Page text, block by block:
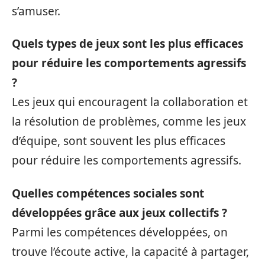
s’amuser.
Quels types de jeux sont les plus efficaces
pour réduire les comportements agressifs
?
Les jeux qui encouragent la collaboration et
la résolution de problèmes, comme les jeux
d’équipe, sont souvent les plus efficaces
pour réduire les comportements agressifs.
Quelles compétences sociales sont
développées grâce aux jeux collectifs ?
Parmi les compétences développées, on
trouve l’écoute active, la capacité à partager,